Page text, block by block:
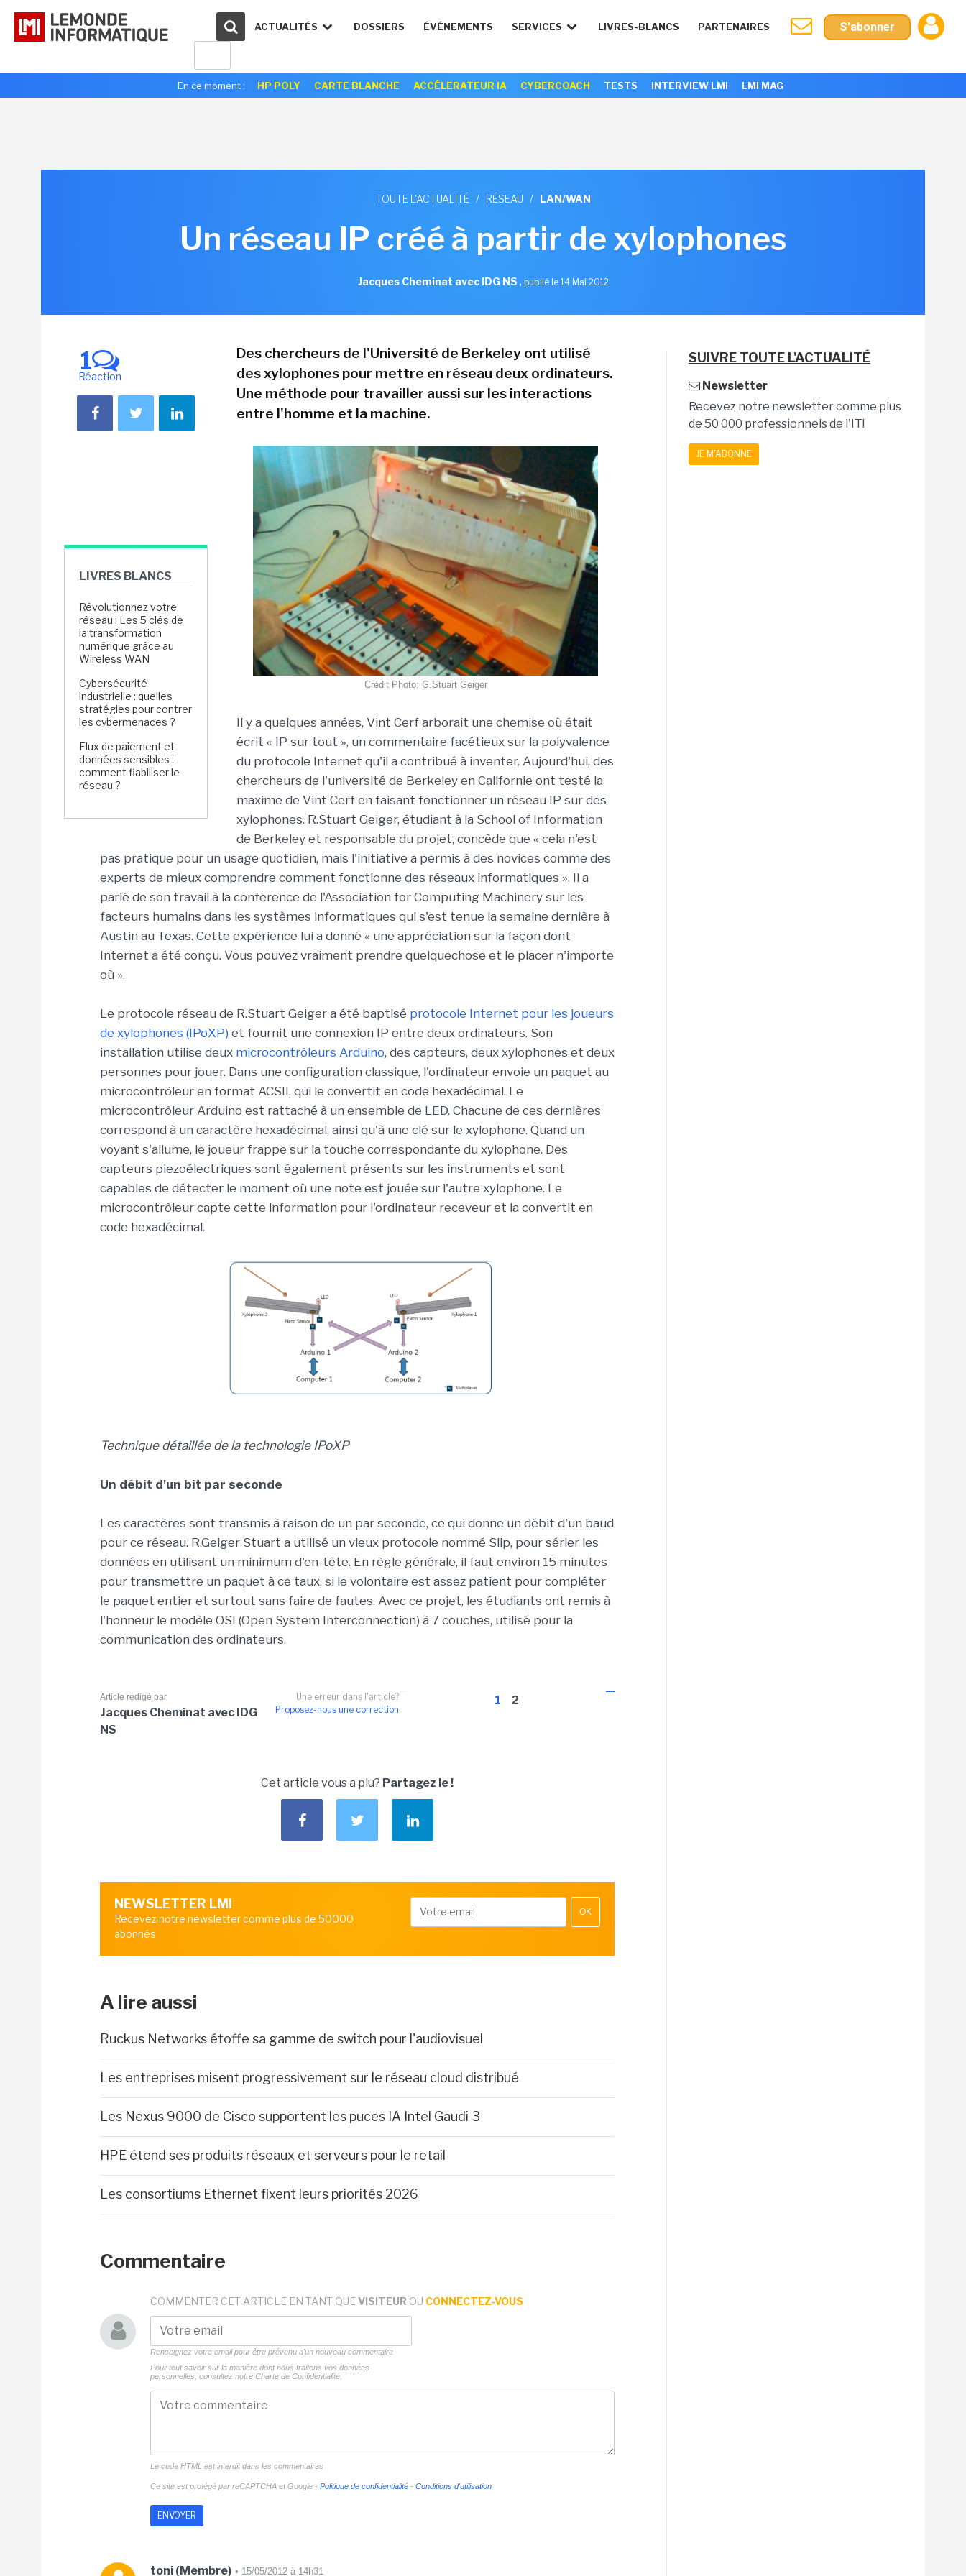
ACTUALITÉS DOSSIERS ÉVÉNEMENTS SERVICES LIVRES-BLANCS PARTENAIRES S'abonner
En ce moment : HP POLY CARTE BLANCHE ACCÉLERATEUR IA CYBERCOACH TESTS INTERVIEW LMI LMI MAG
TOUTE L'ACTUALITÉ / RÉSEAU / LAN/WAN
Un réseau IP créé à partir de xylophones
Jacques Cheminat avec IDG NS , publié le 14 Mai 2012
1
Réaction
LIVRES BLANCS
Révolutionnez votre
réseau : Les 5 clés de
la transformation
numérique grâce au
Wireless WAN
Cybersécurité
industrielle : quelles
stratégies pour contrer
les cybermenaces ?
Flux de paiement et
données sensibles :
comment fiabiliser le
réseau ?
Des chercheurs de l'Université de Berkeley ont utilisé
des xylophones pour mettre en réseau deux ordinateurs.
Une méthode pour travailler aussi sur les interactions
entre l'homme et la machine.
Crédit Photo: G.Stuart Geiger
Il y a quelques années, Vint Cerf arborait une chemise où était
écrit « IP sur tout », un commentaire facétieux sur la polyvalence
du protocole Internet qu'il a contribué à inventer. Aujourd'hui, des
chercheurs de l'université de Berkeley en Californie ont testé la
maxime de Vint Cerf en faisant fonctionner un réseau IP sur des
xylophones. R.Stuart Geiger, étudiant à la School of Information
de Berkeley et responsable du projet, concède que « cela n'est
pas pratique pour un usage quotidien, mais l'initiative a permis à des novices comme des
experts de mieux comprendre comment fonctionne des réseaux informatiques ». Il a
parlé de son travail à la conférence de l'Association for Computing Machinery sur les
facteurs humains dans les systèmes informatiques qui s'est tenue la semaine dernière à
Austin au Texas. Cette expérience lui a donné « une appréciation sur la façon dont
Internet a été conçu. Vous pouvez vraiment prendre quelquechose et le placer n'importe
où ».
Le protocole réseau de R.Stuart Geiger a été baptisé protocole Internet pour les joueurs
de xylophones (IPoXP) et fournit une connexion IP entre deux ordinateurs. Son
installation utilise deux microcontrôleurs Arduino, des capteurs, deux xylophones et deux
personnes pour jouer. Dans une configuration classique, l'ordinateur envoie un paquet au
microcontrôleur en format ACSII, qui le convertit en code hexadécimal. Le
microcontrôleur Arduino est rattaché à un ensemble de LED. Chacune de ces dernières
correspond à un caractère hexadécimal, ainsi qu'à une clé sur le xylophone. Quand un
voyant s'allume, le joueur frappe sur la touche correspondante du xylophone. Des
capteurs piezoélectriques sont également présents sur les instruments et sont
capables de détecter le moment où une note est jouée sur l'autre xylophone. Le
microcontrôleur capte cette information pour l'ordinateur receveur et la convertit en
code hexadécimal.
Technique détaillée de la technologie IPoXP
Un débit d'un bit par seconde
Les caractères sont transmis à raison de un par seconde, ce qui donne un débit d'un baud
pour ce réseau. R.Geiger Stuart a utilisé un vieux protocole nommé Slip, pour sérier les
données en utilisant un minimum d'en-tête. En règle générale, il faut environ 15 minutes
pour transmettre un paquet à ce taux, si le volontaire est assez patient pour compléter
le paquet entier et surtout sans faire de fautes. Avec ce projet, les étudiants ont remis à
l'honneur le modèle OSI (Open System Interconnection) à 7 couches, utilisé pour la
communication des ordinateurs.
1 2
Une erreur dans l'article?
Proposez-nous une correction
Article rédigé par
Jacques Cheminat avec IDG
NS
Cet article vous a plu? Partagez le !
NEWSLETTER LMI
Recevez notre newsletter comme plus de 50000
abonnés
OK
A lire aussi
Ruckus Networks étoffe sa gamme de switch pour l'audiovisuel
Les entreprises misent progressivement sur le réseau cloud distribué
Les Nexus 9000 de Cisco supportent les puces IA Intel Gaudi 3
HPE étend ses produits réseaux et serveurs pour le retail
Les consortiums Ethernet fixent leurs priorités 2026
Commentaire
COMMENTER CET ARTICLE EN TANT QUE VISITEUR OU CONNECTEZ-VOUS
Renseignez votre email pour être prévenu d'un nouveau commentaire
Pour tout savoir sur la manière dont nous traitons vos données
personnelles, consultez notre Charte de Confidentialité.
Le code HTML est interdit dans les commentaires
Ce site est protégé par reCAPTCHA et Google - Politique de confidentialité - Conditions d'utilisation
toni (Membre) • 15/05/2012 à 14h31
SUIVRE TOUTE L'ACTUALITÉ
Newsletter
Recevez notre newsletter comme plus
de 50 000 professionnels de l'IT!
JE M'ABONNE